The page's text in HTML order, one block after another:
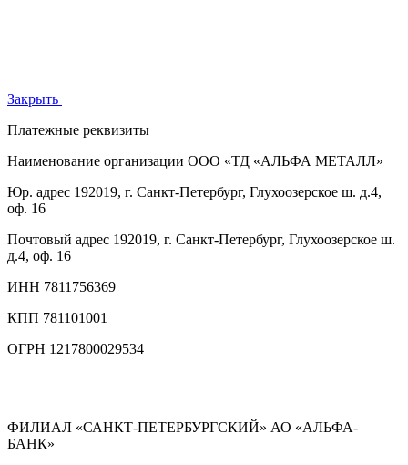
Закрыть
Платежные реквизиты
Наименование организации ООО «ТД «АЛЬФА МЕТАЛЛ»
Юр. адрес 192019, г. Санкт-Петербург, Глухоозерское ш. д.4,
оф. 16
Почтовый адрес 192019, г. Санкт-Петербург, Глухоозерское ш.
д.4, оф. 16
ИНН 7811756369
КПП 781101001
ОГРН 1217800029534
ФИЛИАЛ «САНКТ-ПЕТЕРБУРГСКИЙ» АО «АЛЬФА-
БАНК»